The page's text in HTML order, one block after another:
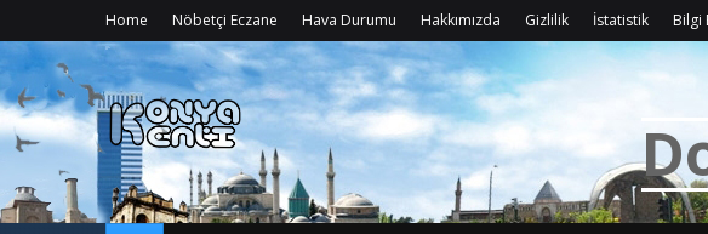
Home Nöbetçi Eczane Hava Durumu Hakkımızda Gizlilik İstatistik Bilgi
D